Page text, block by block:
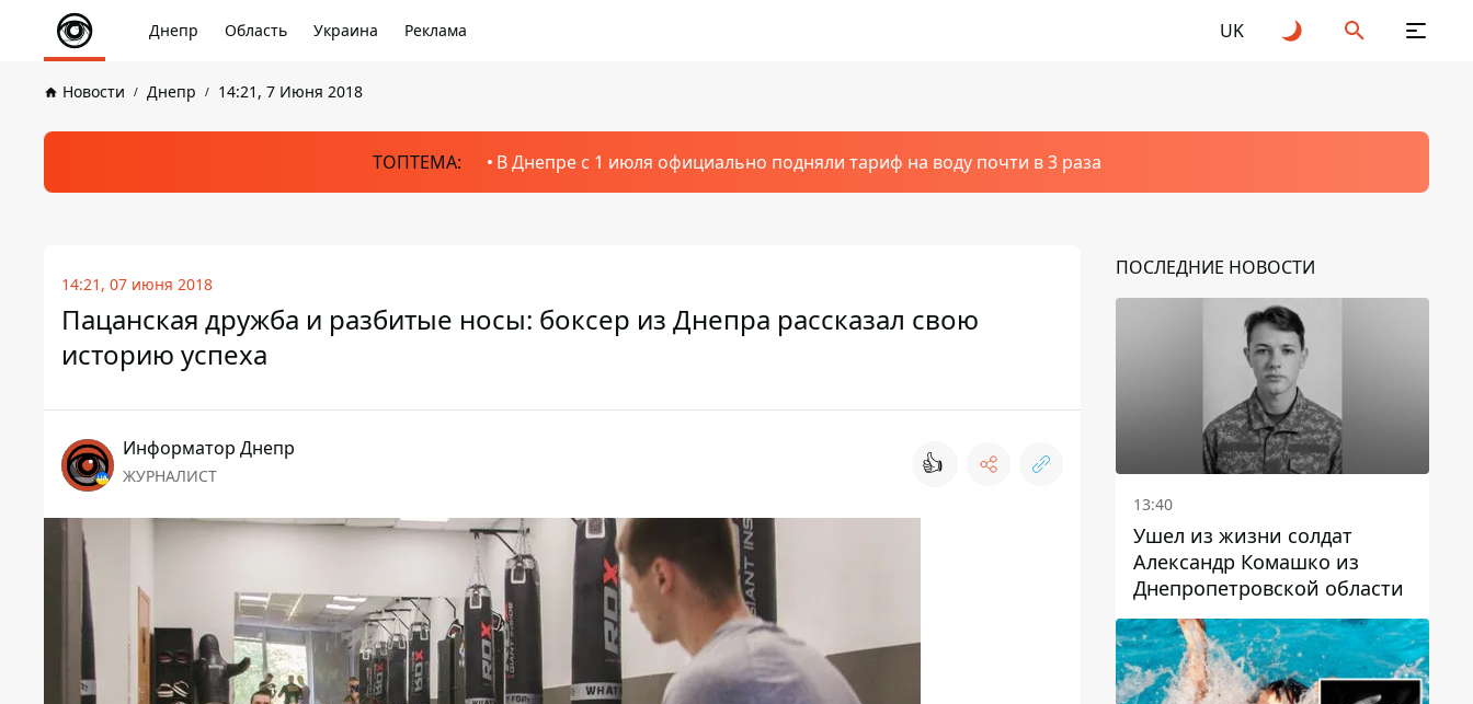
Днепр Область Украина Реклама UK
Новости Днепр 14:21, 7 Июня 2018
ТОПТЕМА: В Днепре с 1 июля официально подняли тариф на воду почти в 3 раза
14:21, 07 июня 2018
Пацанская дружба и разбитые носы: боксер из Днепра рассказал свою
историю успеха
Информатор Днепр
ЖУРНАЛИСТ 👍
ПОСЛЕДНИЕ НОВОСТИ
13:40
Ушел из жизни солдат
Александр Комашко из
Днепропетровской области